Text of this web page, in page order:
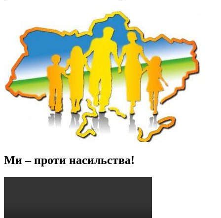
Ми – проти насильства!